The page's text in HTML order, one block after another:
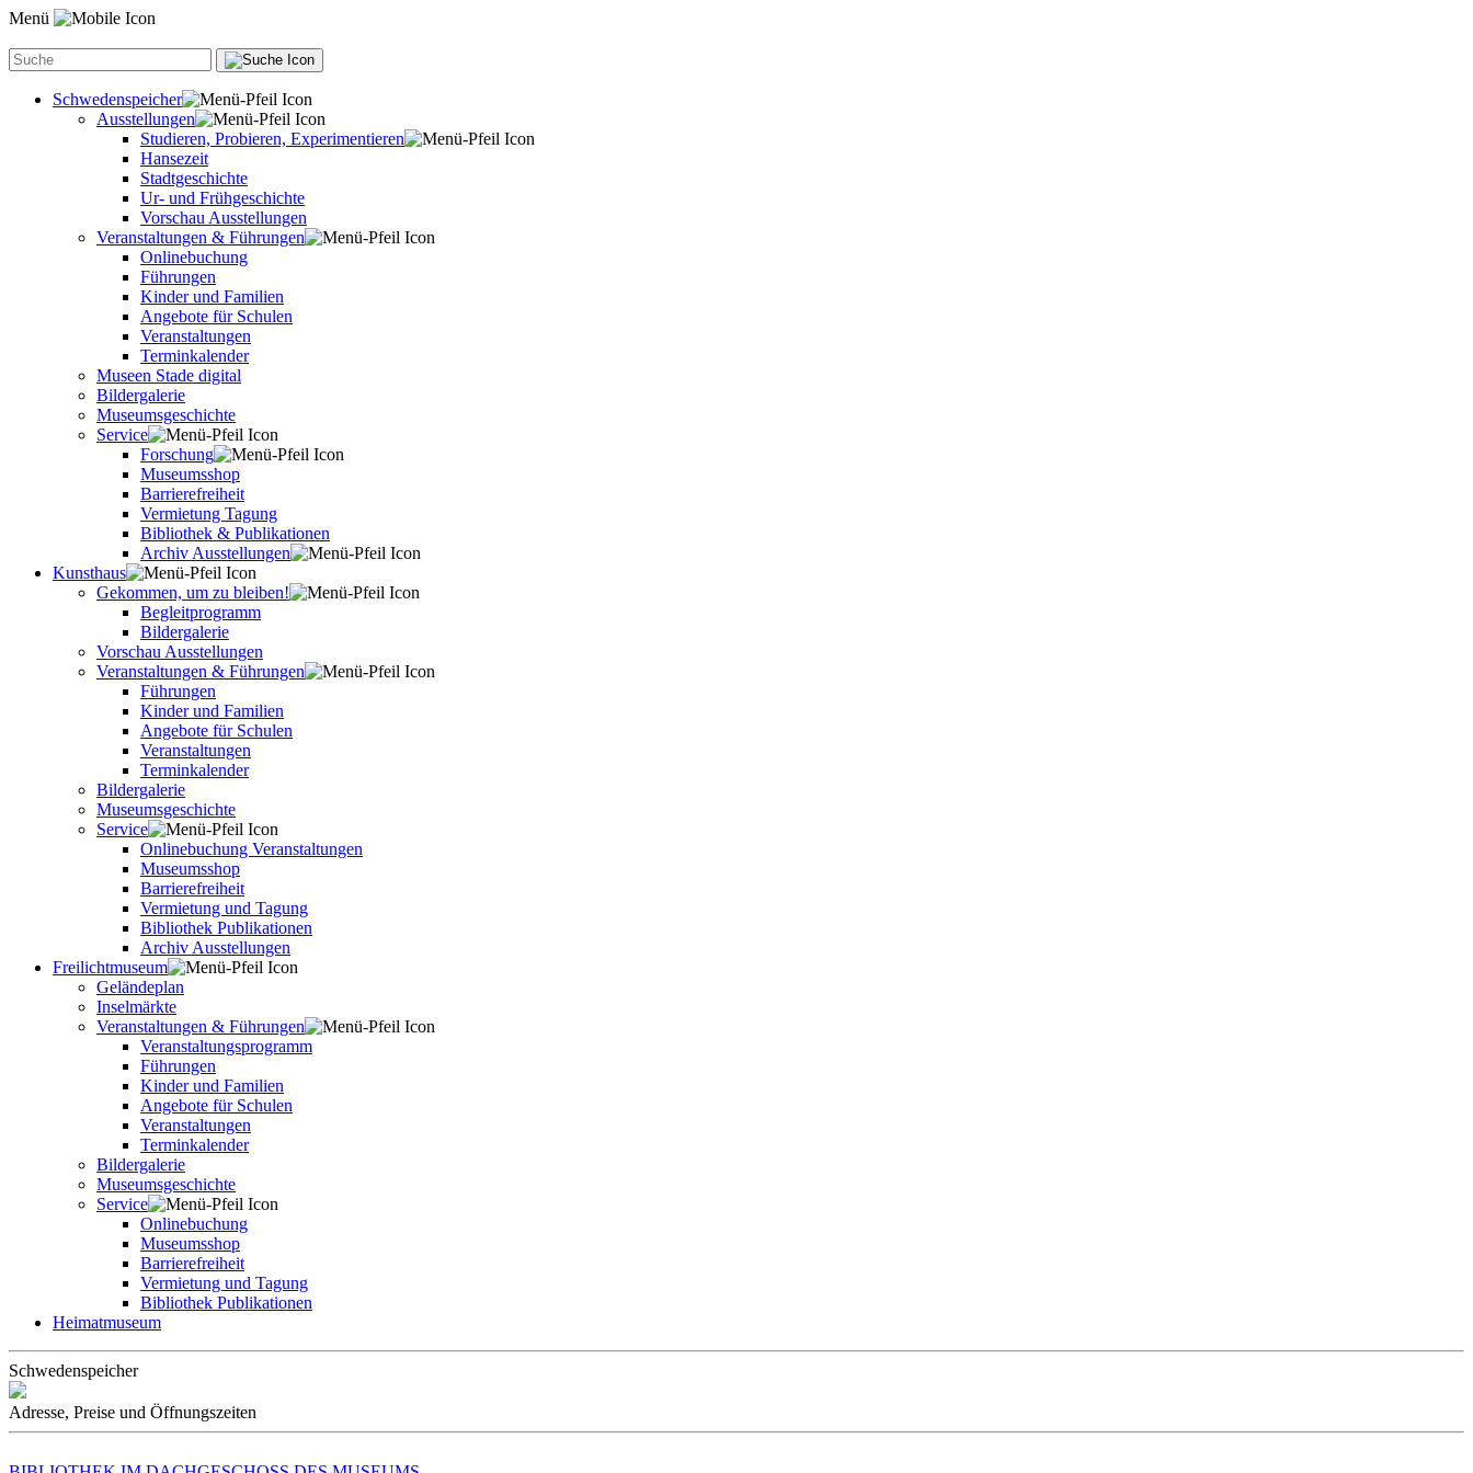
Menü
Schwedenspeicher
Ausstellungen
Studieren, Probieren, Experimentieren
Hansezeit
Stadtgeschichte
Ur- und Frühgeschichte
Vorschau Ausstellungen
Veranstaltungen & Führungen
Onlinebuchung
Führungen
Kinder und Familien
Angebote für Schulen
Veranstaltungen
Terminkalender
Museen Stade digital
Bildergalerie
Museumsgeschichte
Service
Forschung
Museumsshop
Barrierefreiheit
Vermietung Tagung
Bibliothek & Publikationen
Archiv Ausstellungen
Kunsthaus
Gekommen, um zu bleiben!
Begleitprogramm
Bildergalerie
Vorschau Ausstellungen
Veranstaltungen & Führungen
Führungen
Kinder und Familien
Angebote für Schulen
Veranstaltungen
Terminkalender
Bildergalerie
Museumsgeschichte
Service
Onlinebuchung Veranstaltungen
Museumsshop
Barrierefreiheit
Vermietung und Tagung
Bibliothek Publikationen
Archiv Ausstellungen
Freilichtmuseum
Geländeplan
Inselmärkte
Veranstaltungen & Führungen
Veranstaltungsprogramm
Führungen
Kinder und Familien
Angebote für Schulen
Veranstaltungen
Terminkalender
Bildergalerie
Museumsgeschichte
Service
Onlinebuchung
Museumsshop
Barrierefreiheit
Vermietung und Tagung
Bibliothek Publikationen
Heimatmuseum
Schwedenspeicher
Adresse, Preise und Öffnungszeiten